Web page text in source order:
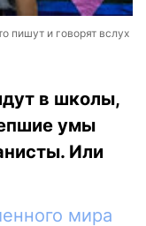
пишут и говорят вслух
в школы,
умы
Или
мира